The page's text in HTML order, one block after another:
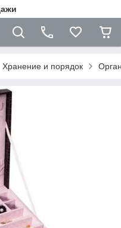
Хранение и порядок